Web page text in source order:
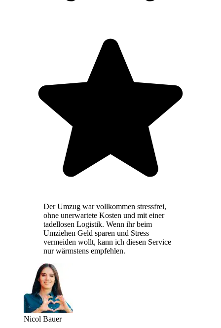
Der Umzug war vollkommen stressfrei,
ohne unerwartete Kosten und mit einer
tadellosen Logistik. Wenn ihr beim
Umziehen Geld sparen und Stress
vermeiden wollt, kann ich diesen Service
nur wärmstens empfehlen.
Nicol Bauer